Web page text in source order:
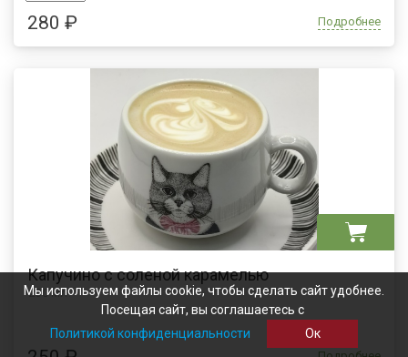
280 ₽ Подробнее
Капучино с соленой карамелью
200 мл.
Мы используем файлы cookie, чтобы сделать сайт удобнее.
Посещая сайт, вы соглашаетесь с
Политикой конфиденциальности
Ок